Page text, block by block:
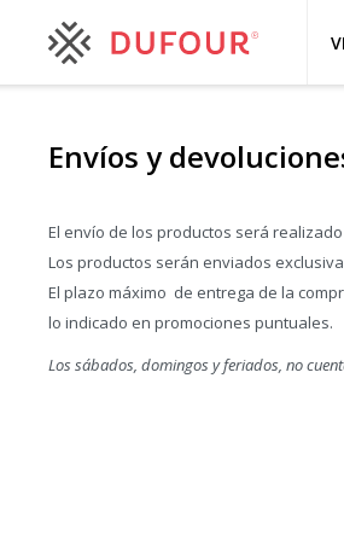
Envíos y
El envío de los productos será
Los productos serán enviados
El plazo máximo de entrega de la
lo indicado en promociones puntuales.
Los sábados, domingos y feriados, no